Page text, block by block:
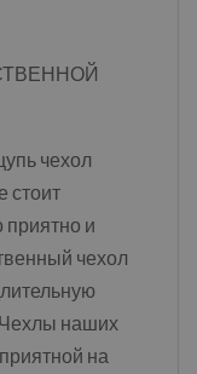
чехол
стоит
приятно и
чехол
Чехлы наших
на